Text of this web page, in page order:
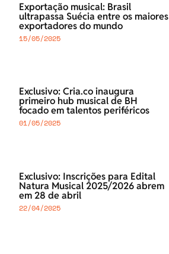
Exportação musical: Brasil
ultrapassa Suécia entre os maiores
exportadores do mundo
15/05/2025
Exclusivo: Cria.co inaugura
primeiro hub musical de BH
focado em talentos periféricos
01/05/2025
Exclusivo: Inscrições para Edital
Natura Musical 2025/2026 abrem
em 28 de abril
22/04/2025